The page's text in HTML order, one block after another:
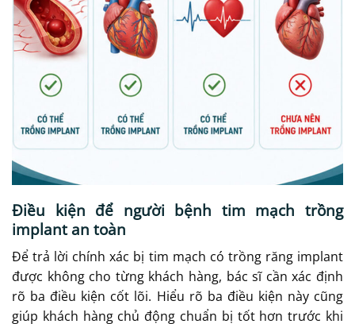
Điều kiện để người bệnh tim mạch trồng
implant an toàn
Để trả lời chính xác bị tim mạch có trồng răng implant
được không cho từng khách hàng, bác sĩ cần xác định
rõ ba điều kiện cốt lõi. Hiểu rõ ba điều kiện này cũng
giúp khách hàng chủ động chuẩn bị tốt hơn trước khi